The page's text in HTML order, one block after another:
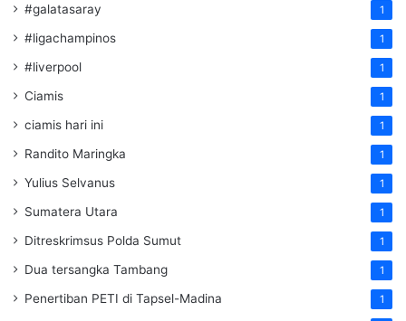
#galatasaray 1
#ligachampinos 1
#liverpool 1
Ciamis 1
ciamis hari ini 1
Randito Maringka 1
Yulius Selvanus 1
Sumatera Utara 1
Ditreskrimsus Polda Sumut 1
Dua tersangka Tambang 1
Penertiban PETI di Tapsel-Madina 1